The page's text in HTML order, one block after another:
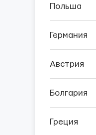
Польша
Германия
Австрия
Болгария
Греция